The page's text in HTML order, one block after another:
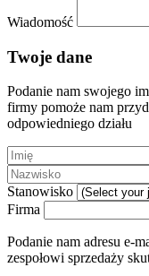
Wiadomość
Twoje dane
Podanie nam swojego
firmy pomoże nam
odpowiedniego działu
Stanowisko
Firma
Podanie nam adresu e-
zespołowi sprzedaży